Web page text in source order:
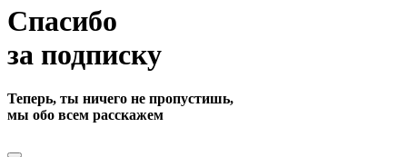
Спасибо
за подписку
Теперь, ты ничего не пропустишь,
мы обо всем расскажем